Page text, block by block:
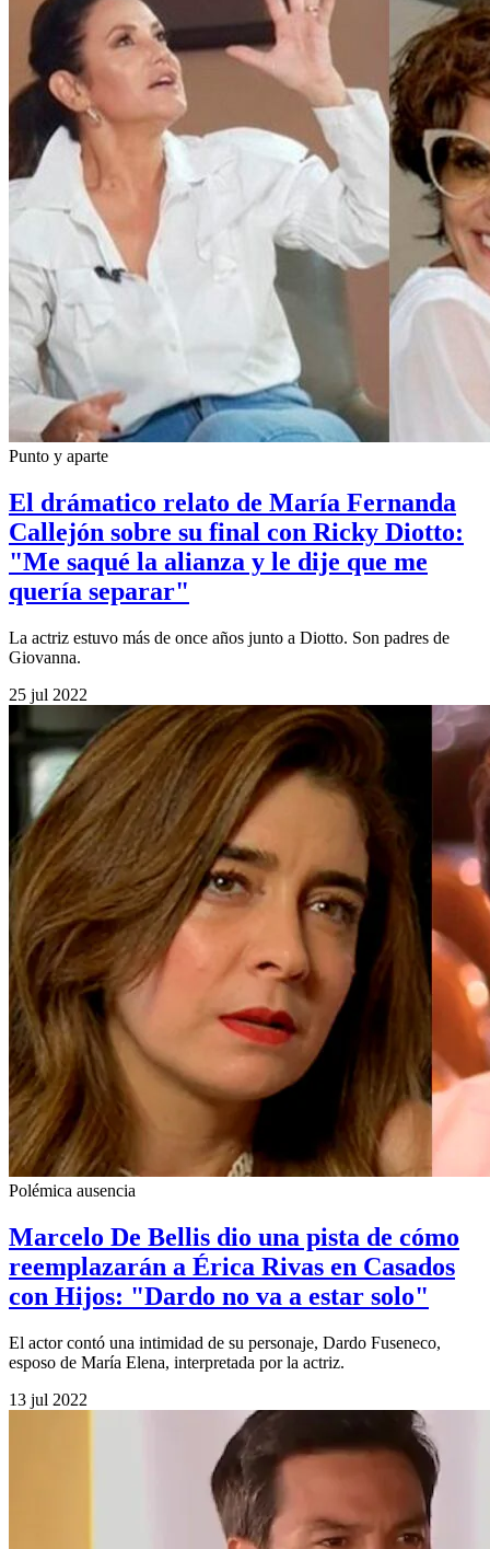
Punto y aparte
El drámatico relato de María Fernanda
Callejón sobre su final con Ricky Diotto:
"Me saqué la alianza y le dije que me
quería separar"
La actriz estuvo más de once años junto a Diotto. Son padres de
Giovanna.
25 jul 2022
Polémica ausencia
Marcelo De Bellis dio una pista de cómo
reemplazarán a Érica Rivas en Casados
con Hijos: "Dardo no va a estar solo"
El actor contó una intimidad de su personaje, Dardo Fuseneco,
esposo de María Elena, interpretada por la actriz.
13 jul 2022